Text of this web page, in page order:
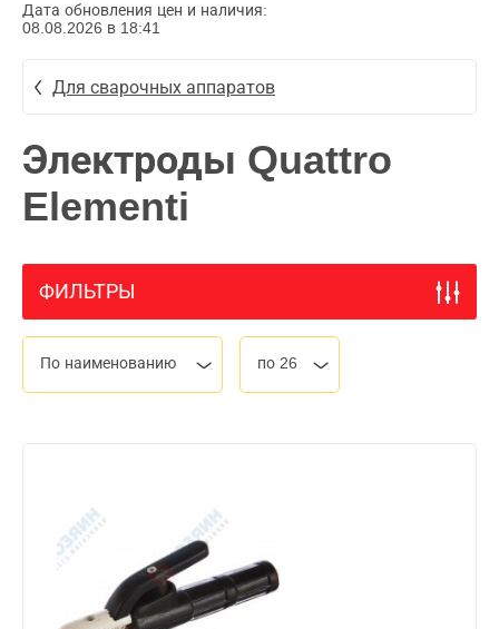
Дата обновления цен и наличия:
08.08.2026 в 18:41
Для сварочных аппаратов
Электроды Quattro
Elementi
ФИЛЬТРЫ
По наименованию по 26